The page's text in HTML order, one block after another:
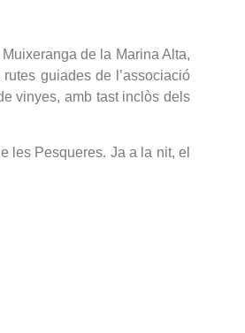
de la Marina Alta,
guiades de l’associació
vinyes, amb tast inclòs dels
les Pesqueres. Ja a la nit, el